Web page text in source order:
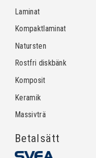
Laminat
Kompaktlaminat
Natursten
Rostfri diskbänk
Komposit
Keramik
Massivträ
Betalsätt